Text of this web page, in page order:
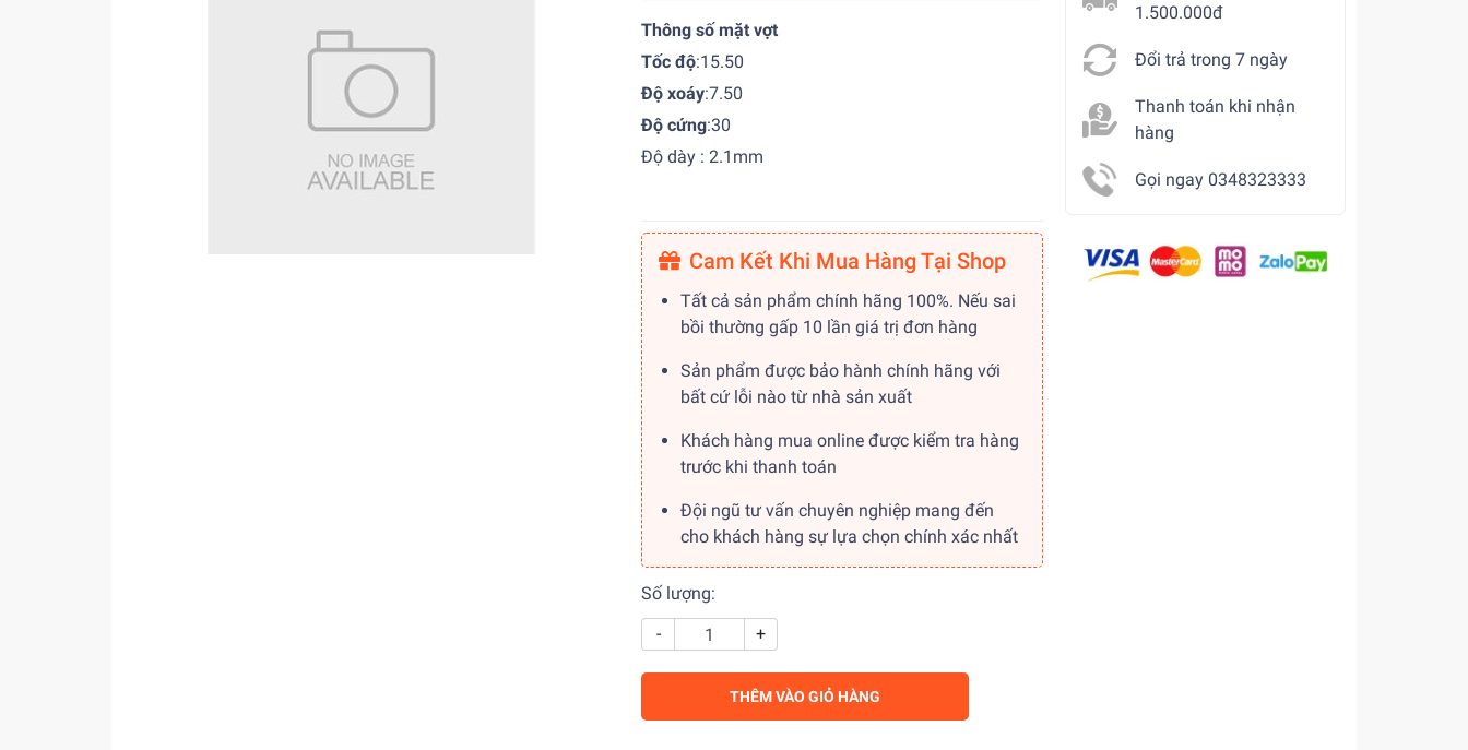
Thông số mặt vợt
Tốc độ:15.50
Độ xoáy:7.50
Độ cứng:30
Độ dày : 2.1mm
Cam Kết Khi Mua Hàng Tại Shop
Tất cả sản phẩm chính hãng 100%. Nếu sai
bồi thường gấp 10 lần giá trị đơn hàng
Sản phẩm được bảo hành chính hãng với
bất cứ lỗi nào từ nhà sản xuất
Khách hàng mua online được kiểm tra hàng
trước khi thanh toán
Đội ngũ tư vấn chuyên nghiệp mang đến
cho khách hàng sự lựa chọn chính xác nhất
Số lượng:
-
+
THÊM VÀO GIỎ HÀNG
1.500.000đ
Đổi trả trong 7 ngày
Thanh toán khi nhận
hàng
Gọi ngay 0348323333